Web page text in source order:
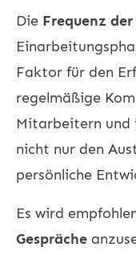
Die Frequenz
Faktor für den
regelmäßige
Mitarbeitern und
nicht nur den
persönliche
Es wird
Gespräche